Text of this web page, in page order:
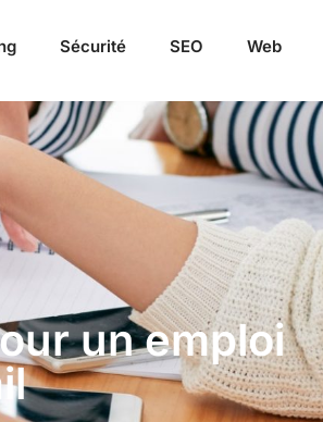
Sécurité SEO Web
un emploi